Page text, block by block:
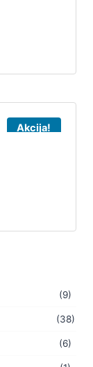
Akcija!
(9)
(38)
(6)